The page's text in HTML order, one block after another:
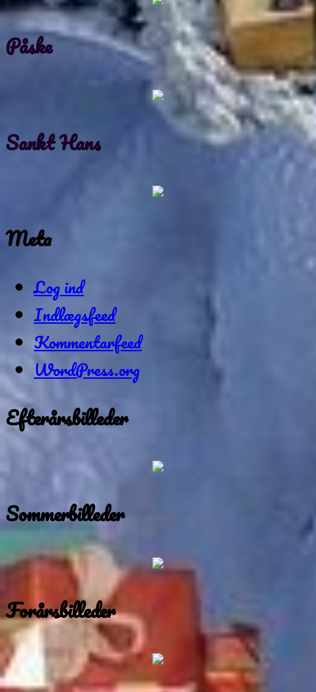
Påske
Sankt Hans
Meta
Log ind
Indlægsfeed
Kommentarfeed
WordPress.org
Efterårsbilleder
Sommerbilleder
Forårsbilleder